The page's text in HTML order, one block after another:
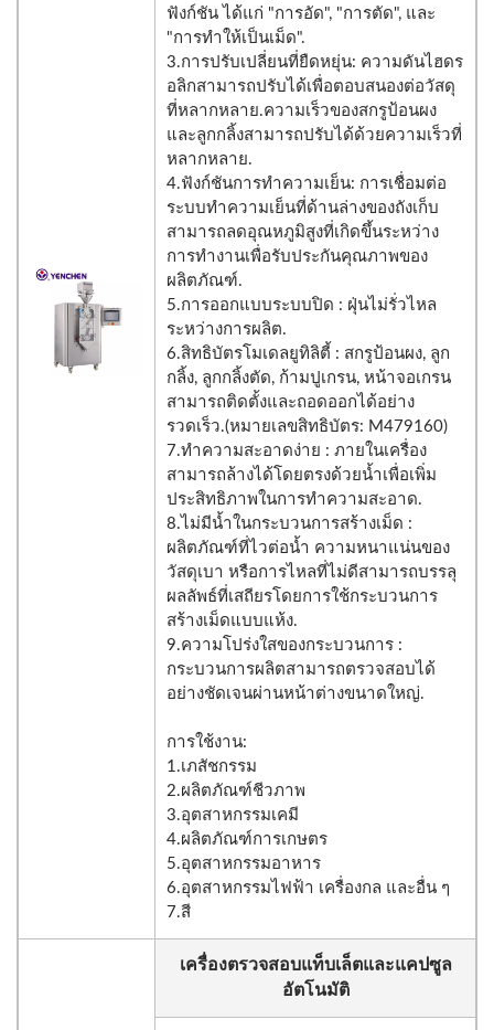
ฟังก์ชัน ได้แก่ "การอัด", "การตัด", และ
"การทำให้เป็นเม็ด".
3.การปรับเปลี่ยนที่ยืดหยุ่น: ความดันไฮดร
อลิกสามารถปรับได้เพื่อตอบสนองต่อวัสดุ
ที่หลากหลาย.ความเร็วของสกรูป้อนผง
และลูกกลิ้งสามารถปรับได้ด้วยความเร็วที่
หลากหลาย.
4.ฟังก์ชันการทำความเย็น: การเชื่อมต่อ
ระบบทำความเย็นที่ด้านล่างของถังเก็บ
สามารถลดอุณหภูมิสูงที่เกิดขึ้นระหว่าง
การทำงานเพื่อรับประกันคุณภาพของ
ผลิตภัณฑ์.
5.การออกแบบระบบปิด : ฝุ่นไม่รั่วไหล
ระหว่างการผลิต.
6.สิทธิบัตรโมเดลยูทิลิตี้ : สกรูป้อนผง, ลูก
กลิ้ง, ลูกกลิ้งตัด, ก้ามปูเกรน, หน้าจอเกรน
สามารถติดตั้งและถอดออกได้อย่าง
รวดเร็ว.(หมายเลขสิทธิบัตร: M479160)
7.ทำความสะอาดง่าย : ภายในเครื่อง
สามารถล้างได้โดยตรงด้วยน้ำเพื่อเพิ่ม
ประสิทธิภาพในการทำความสะอาด.
8.ไม่มีน้ำในกระบวนการสร้างเม็ด :
ผลิตภัณฑ์ที่ไวต่อน้ำ ความหนาแน่นของ
วัสดุเบา หรือการไหลที่ไม่ดีสามารถบรรลุ
ผลลัพธ์ที่เสถียรโดยการใช้กระบวนการ
สร้างเม็ดแบบแห้ง.
9.ความโปร่งใสของกระบวนการ :
กระบวนการผลิตสามารถตรวจสอบได้
อย่างชัดเจนผ่านหน้าต่างขนาดใหญ่.
การใช้งาน:
1.เภสัชกรรม
2.ผลิตภัณฑ์ชีวภาพ
3.อุตสาหกรรมเคมี
4.ผลิตภัณฑ์การเกษตร
5.อุตสาหกรรมอาหาร
6.อุตสาหกรรมไฟฟ้า เครื่องกล และอื่น ๆ
7.สี
เครื่องตรวจสอบแท็บเล็ตและแคปซูล
อัตโนมัติ